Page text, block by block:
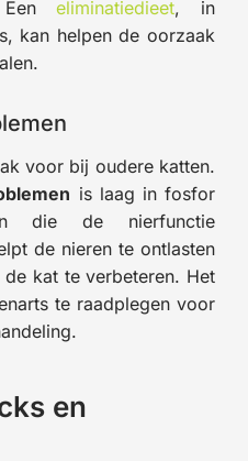
Eeneliminatiedieet, in
kan helpen de oorzaak
voor bij oudere katten.
is laag in fosfor
die de nierfunctie
de nieren te ontlasten
kat te verbeteren. Het
te raadplegen voor
en